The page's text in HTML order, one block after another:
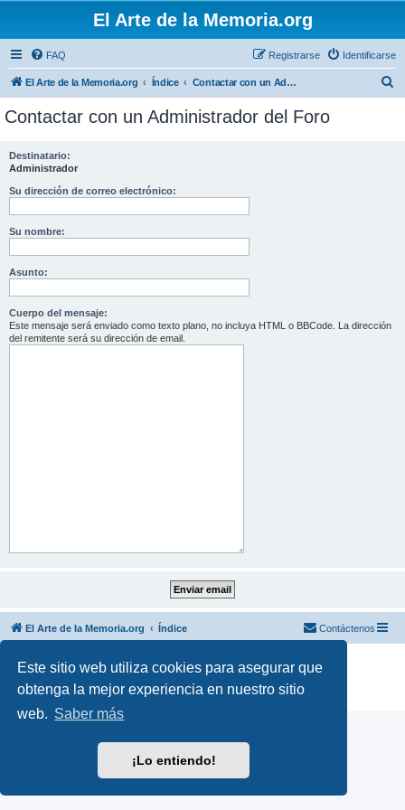
Este sitio web utiliza cookies para asegurar que
obtenga la mejor experiencia en nuestro sitio
web. Saber más
¡Lo entiendo!
El Arte de la Memoria.org
FAQ Identificarse
Registrarse
El Arte de la Memoria.org Índice Contactar con un Administrador del Foro
Contactar con un Administrador del Foro
Destinatario:
Administrador
Su dirección de correo electrónico:
Su nombre:
Asunto:
Cuerpo del mensaje:
Este mensaje será enviado como texto plano, no incluya HTML o BBCode. La dirección
del remitente será su dirección de email.
El Arte de la Memoria.org Índice Contáctenos
Desarrollado por phpBB ® Forum Software © phpBB Limited
Traducción al español por
phpBB España
Privacidad|Condiciones